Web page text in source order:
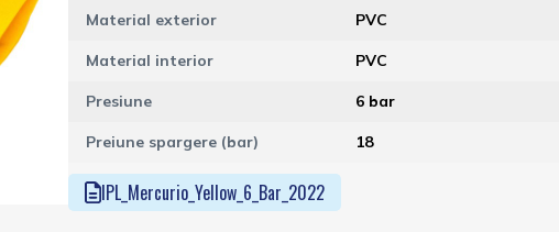
Material exterior PVC
Material interior PVC
Presiune 6 bar
Preiune spargere (bar) 18
IPL_Mercurio_Yellow_6_Bar_2022